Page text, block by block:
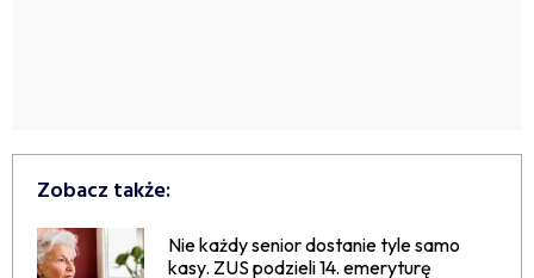
Zobacz także:
Nie każdy senior dostanie tyle samo
kasy. ZUS podzieli 14. emeryturę